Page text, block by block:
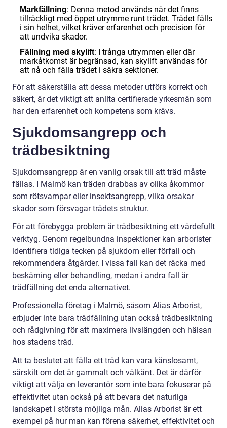
Markfällning: Denna metod används när det finns
tillräckligt med öppet utrymme runt trädet. Trädet fälls
i sin helhet, vilket kräver erfarenhet och precision för
att undvika skador.
Fällning med skylift: I trånga utrymmen eller där
markåtkomst är begränsad, kan skylift användas för
att nå och fälla trädet i säkra sektioner.
För att säkerställa att dessa metoder utförs korrekt och
säkert, är det viktigt att anlita certifierade yrkesmän som
har den erfarenhet och kompetens som krävs.
Sjukdomsangrepp och
trädbesiktning
Sjukdomsangrepp är en vanlig orsak till att träd måste
fällas. I Malmö kan träden drabbas av olika åkommor
som rötsvampar eller insektsangrepp, vilka orsakar
skador som försvagar trädets struktur.
För att förebygga problem är trädbesiktning ett värdefullt
verktyg. Genom regelbundna inspektioner kan arborister
identifiera tidiga tecken på sjukdom eller förfall och
rekommendera åtgärder. I vissa fall kan det räcka med
beskärning eller behandling, medan i andra fall är
trädfällning det enda alternativet.
Professionella företag i Malmö, såsom Alias Arborist,
erbjuder inte bara trädfällning utan också trädbesiktning
och rådgivning för att maximera livslängden och hälsan
hos stadens träd.
Att ta beslutet att fälla ett träd kan vara känslosamt,
särskilt om det är gammalt och välkänt. Det är därför
viktigt att välja en leverantör som inte bara fokuserar på
effektivitet utan också på att bevara det naturliga
landskapet i största möjliga mån. Alias Arborist är ett
exempel på hur man kan förena säkerhet, effektivitet och